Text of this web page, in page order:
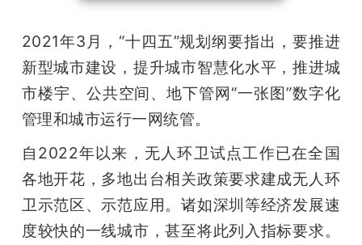
2021年3月，“十四五”规划纲要指出，要推进
新型城市建设，提升城市智慧化水平，推进城
市楼宇、公共空间、地下管网“一张图”数字化
管理和城市运行一网统管。
自2022年以来，无人环卫试点工作已在全国
各地开花，多地出台相关政策要求建成无人环
卫示范区、示范应用。诸如深圳等经济发展速
度较快的一线城市，甚至将此列入指标要求。